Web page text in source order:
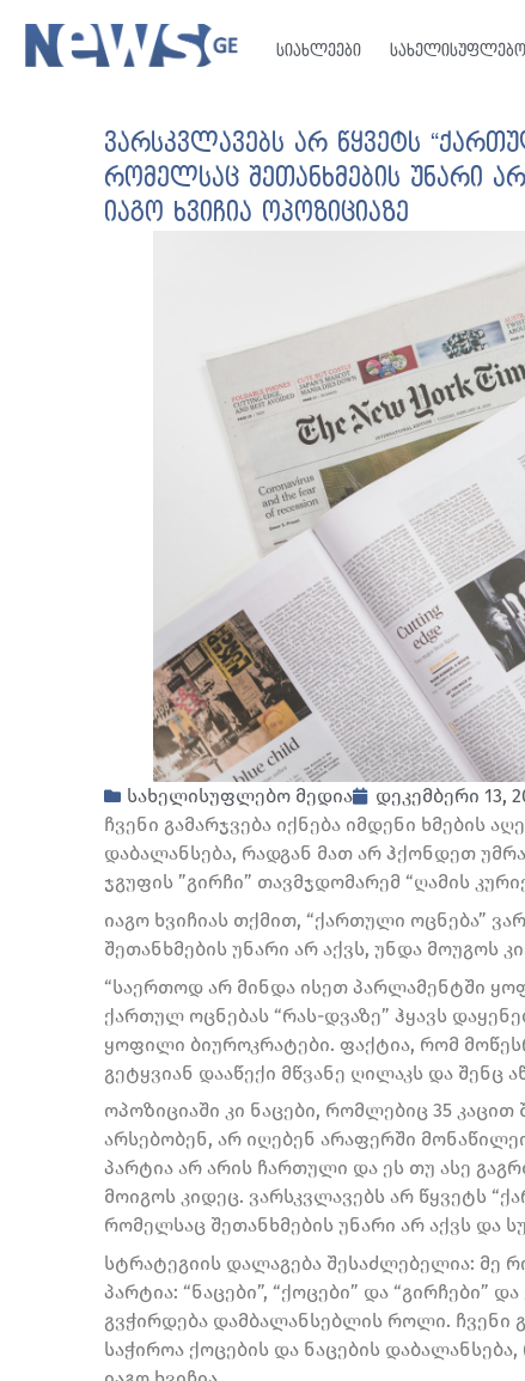
სიახლეები სახელისუფლებო
ვარსკვლავებს არ წყვეტს
რომელსაც შეთანხმების უნარი
იაგო ხვიჩია ოპოზიციაზე
სახელისუფლებო მედია
დეკემბერი 13,
ჩვენი გამარჯვება იქნება იმდენი ხმების
დაბალანსება, რადგან მათ არ ჰქონდეთ
ჯგუფის ”გირჩი” თავმჯდომარემ “ღამის
იაგო ხვიჩიას თქმით, “ქართული ოცნება”
შეთანხმების უნარი არ აქვს, უნდა მოუგოს
“საერთოდ არ მინდა ისეთ პარლამენტში
ქართულ ოცნებას “რას-დვაზე” ჰყავს
ყოფილი ბიუროკრატები. ფაქტია, რომ
გეტყვიან დააწექი მწვანე ღილაკს და შენც
ოპოზიციაში კი ნაცები, რომლებიც 35
არსებობენ, არ იღებენ არაფერში
პარტია არ არის ჩართული და ეს თუ ასე
მოიგოს კიდეც. ვარსკვლავებს არ წყვეტს
რომელსაც შეთანხმების უნარი არ აქვს და
სტრატეგიის დალაგება შესაძლებელია: მე
პარტია: “ნაცები”, “ქოცები” და “გირჩები”
გვჭირდება დამბალანსებლის როლი. ჩვენი
საჭიროა ქოცების და ნაცების